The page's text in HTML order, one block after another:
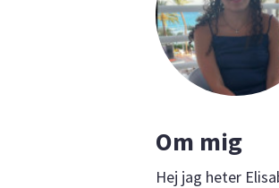
Om mig
Hej jag heter